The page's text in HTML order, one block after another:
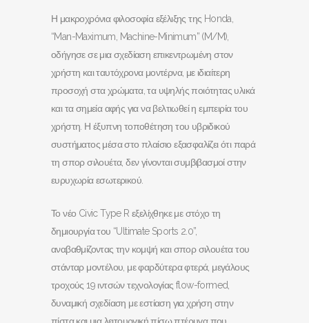
Η μακροχρόνια φιλοσοφία εξέλιξης της Honda,
“Man-Maximum, Machine-Minimum” (M/M),
οδήγησε σε μια σχεδίαση επικεντρωμένη στον
χρήστη και ταυτόχρονα μοντέρνα, με ιδιαίτερη
προσοχή στα χρώματα, τα υψηλής ποιότητας υλικά
και τα σημεία αφής για να βελτιωθεί η εμπειρία του
χρήστη. Η έξυπνη τοποθέτηση του υβριδικού
συστήματος μέσα στο πλαίσιο εξασφαλίζει ότι παρά
τη σπορ σιλουέτα, δεν γίνονται συμβιβασμοί στην
ευρυχωρία εσωτερικού.
Το νέο Civic Type R εξελίχθηκε με στόχο τη
δημιουργία του “Ultimate Sports 2.0”,
αναβαθμίζοντας την κομψή και σπορ σιλουέτα του
στάνταρ μοντέλου, με φαρδύτερα φτερά, μεγάλους
τροχούς 19 ιντσών τεχνολογίας flow-formed,
δυναμική σχεδίαση με εστίαση για χρήση στην